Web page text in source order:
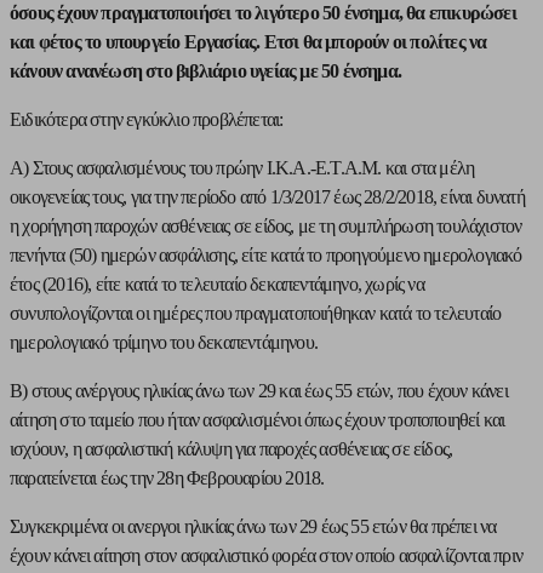
όσους έχουν πραγματοποιήσει το λιγότερο 50 ένσημα, θα επικυρώσει
και φέτος το υπουργείο Εργασίας. Ετσι θα μπορούν οι πολίτες να
κάνουν ανανέωση στο βιβλιάριο υγείας με 50 ένσημα.
Ειδικότερα στην εγκύκλιο προβλέπεται:
Α) Στους ασφαλισμένους του πρώην Ι.Κ.Α.-Ε.Τ.Α.Μ. και στα μέλη
οικογενείας τους, για την περίοδο από 1/3/2017 έως 28/2/2018, είναι δυνατή
η χορήγηση παροχών ασθένειας σε είδος, με τη συμπλήρωση τουλάχιστον
πενήντα (50) ημερών ασφάλισης, είτε κατά το προηγούμενο ημερολογιακό
έτος (2016), είτε κατά το τελευταίο δεκαπεντάμηνο, χωρίς να
συνυπολογίζονται οι ημέρες που πραγματοποιήθηκαν κατά το τελευταίο
ημερολογιακό τρίμηνο του δεκαπεντάμηνου.
Β) στους ανέργους ηλικίας άνω των 29 και έως 55 ετών, που έχουν κάνει
αίτηση στο ταμείο που ήταν ασφαλισμένοι όπως έχουν τροποποιηθεί και
ισχύουν, η ασφαλιστική κάλυψη για παροχές ασθένειας σε είδος,
παρατείνεται έως την 28η Φεβρουαρίου 2018.
Συγκεκριμένα οι ανεργοι ηλικίας άνω των 29 έως 55 ετών θα πρέπει να
έχουν κάνει αίτηση στον ασφαλιστικό φορέα στον οποίο ασφαλίζονται πριν